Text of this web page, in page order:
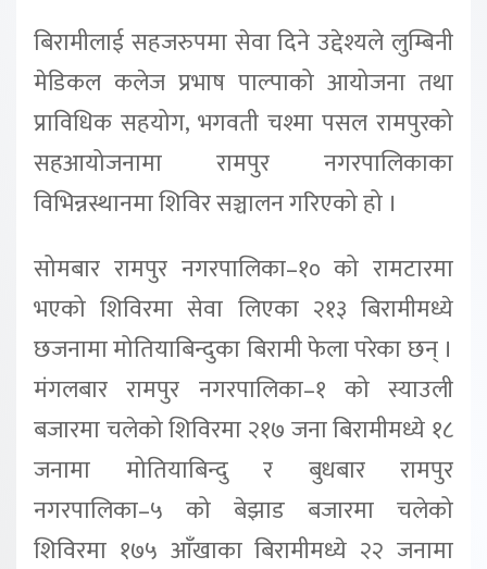
बिरामीलाई सहजरुपमा सेवा दिने उद्देश्यले लुम्बिनी
मेडिकल कलेज प्रभाष पाल्पाको आयोजना तथा
प्राविधिक सहयोग, भगवती चश्मा पसल रामपुरको
सहआयोजनामा रामपुर नगरपालिकाका
विभिन्नस्थानमा शिविर सञ्चालन गरिएको हो ।
सोमबार रामपुर नगरपालिका–१० को रामटारमा
भएको शिविरमा सेवा लिएका २१३ बिरामीमध्ये
छजनामा मोतियाबिन्दुका बिरामी फेला परेका छन् ।
मंगलबार रामपुर नगरपालिका–१ को स्याउली
बजारमा चलेको शिविरमा २१७ जना बिरामीमध्ये १८
जनामा मोतियाबिन्दु र बुधबार रामपुर
नगरपालिका–५ को बेझाड बजारमा चलेको
शिविरमा १७५ आँखाका बिरामीमध्ये २२ जनामा